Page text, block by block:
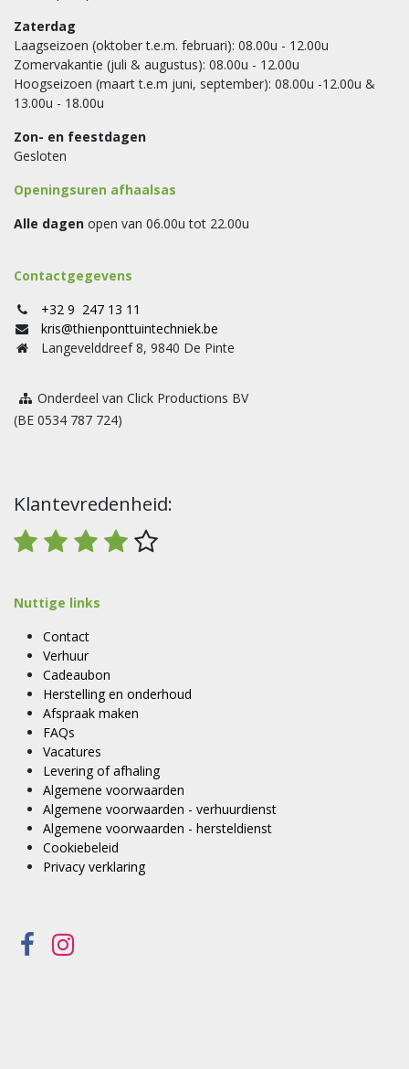
Zaterdag
Laagseizoen (oktober t.e.m. februari): 08.00u - 12.00u
Zomervakantie (juli & augustus): 08.00u - 12.00u
Hoogseizoen (maart t.e.m juni, september): 08.00u -12.00u &
13.00u - 18.00u
Zon- en feestdagen
Gesloten
Openingsuren afhaalsas
Alle dagen open van 06.00u tot 22.00u
Contactgegevens
+32 9 247 13 11
kris@thienponttuintechniek.be
Langevelddreef 8, 9840 De Pinte
Onderdeel van Click Productions BV
(BE 0534 787 724)
Klantevredenheid:
Nuttige links
Contact
Verhuur
Cadeaubon
Herstelling en onderhoud
Afspraak maken
FAQs
Vacatures
Levering of afhaling
Algemene voorwaarden
Algemene voorwaarden - verhuurdienst
Algemene voorwaarden - hersteldienst
Cookiebeleid
Privacy verklaring